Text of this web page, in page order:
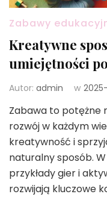
Zabawy
Kreatywne
umiejętności
Autor: admin w
Zabawa to potężne
rozwój w każdym
kreatywność i
naturalny sposób.
przykłady gier i
rozwijają kluczowe